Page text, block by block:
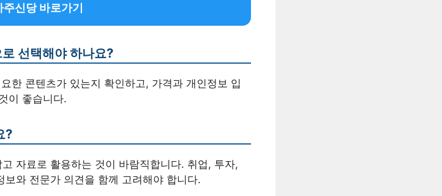
주신당 바로가기
선택해야 하나요?
한 콘텐츠가 있는지 확인하고, 가격과 개인정보 입
이 좋습니다.
?
자료로 활용하는 것이 바람직합니다. 취업, 투자,
와 전문가 의견을 함께 고려해야 합니다.